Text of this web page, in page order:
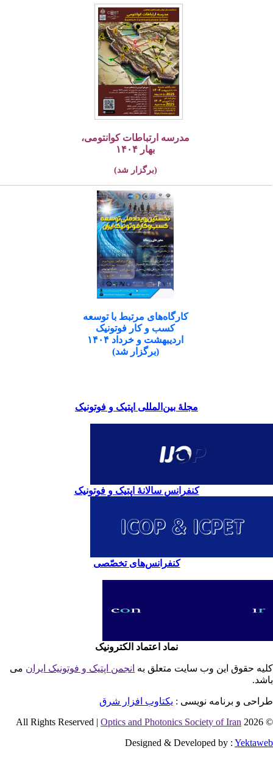
مدرسه ارتباطات کوانتومی،
بهار ۱۴۰۴
(برگزار شد)
کارگاه‌های مرتبط با توسعه
کسب و کار فوتونیک
اردیبهشت و خرداد ۱۴۰۴
(برگزار شد)
مجلۀ بین‌المللی اپتیک و فوتونیک
کنفرانس سالانۀ اپتیک و فوتونیک
کنفرانس‌های تخصّصی
نماد اعتماد الکترونیک
حقوق این وب سایت متعلق بهانجمن اپتیک و فوتونیک ایران می
و برنامه نویسی : یکتاوب افزار شرق
©
Optics and Photonics Society of Iran
Designed & Developed by :